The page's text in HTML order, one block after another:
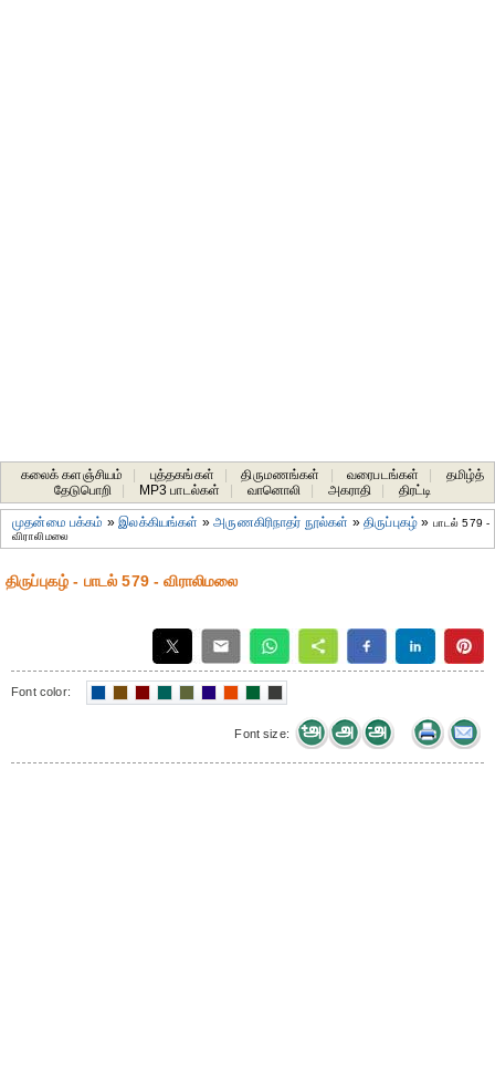
கலைக் களஞ்சியம் புத்தகங்கள் திருமணங்கள் வரைபடங்கள்
தமிழ்த்
தேடுபொறி
MP3 பாடல்கள் வானொலி அகராதி திரட்டி
முதன்மை பக்கம் »இலக்கியங்கள் »அருணகிரிநாதர் நூல்கள் »திருப்புகழ் » பாடல் 579 -
விராலிமலை
திருப்புகழ் - பாடல் 579 - விராலிமலை
Font color:
Font size: